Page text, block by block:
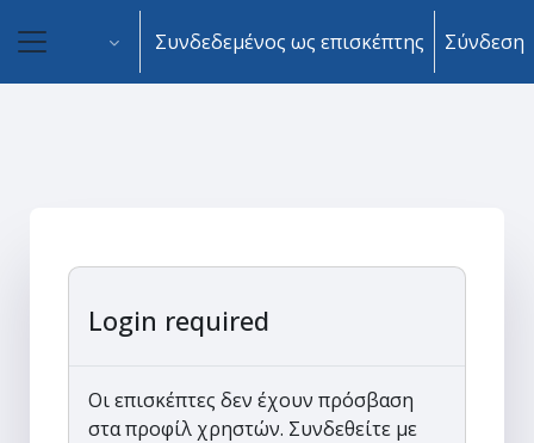
Μετάβαση στο κεντρικό περιεχόμενο
Πλευρικός πίνακας
Συνδεδεμένος ως επισκέπτης Σύνδεση
Login required
Οι επισκέπτες δεν έχουν πρόσβαση
στα προφίλ χρηστών. Συνδεθείτε με